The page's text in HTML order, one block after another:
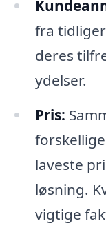
fra
deres
ydelser.
Pris:
laveste
løsning.
vigtige